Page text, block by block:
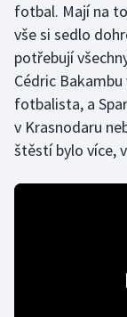
Lyže a
Moderní pětiboj
Motorsport
Olympijské hry
Plážový
fotbal. Mají na
vše si sedlo
potřebují
Cédric
fotbalista, a
v Krasnodaru
štěstí bylo více,